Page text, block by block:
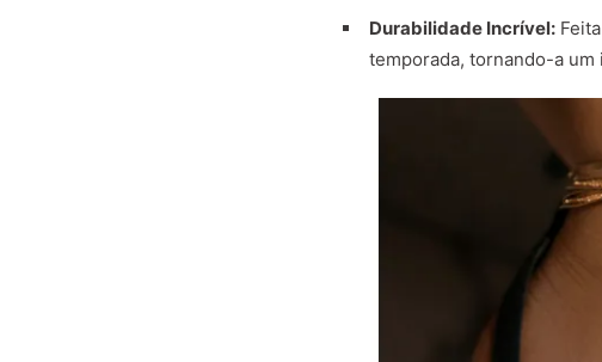
Durabilidade Incrível:
temporada, tornando-a